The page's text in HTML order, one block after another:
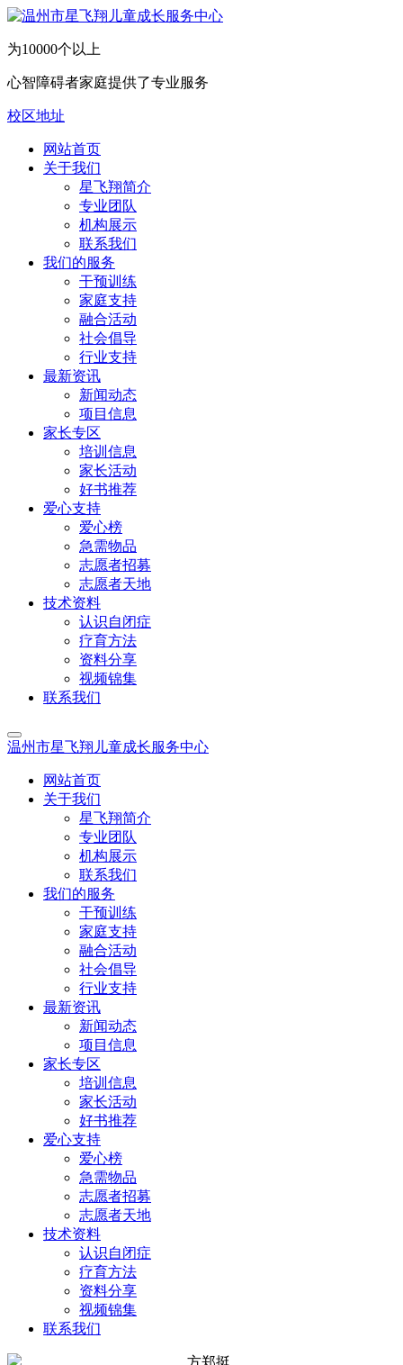
为10000个以上
心智障碍者家庭提供了专业服务
校区地址
网站首页
关于我们
​星飞翔简介
专业团队
机构展示
联系我们
我们的服务
干预训练
家庭支持
融合活动
社会倡导
行业支持
最新资讯
新闻动态
项目信息
家长专区
培训信息
家长活动
好书推荐
爱心支持
爱心榜
急需物品
志愿者招募
志愿者天地
技术资料
认识自闭症
疗育方法
资料分享
视频锦集
联系我们
温州市星飞翔儿童成长服务中心
网站首页
关于我们
​星飞翔简介
专业团队
机构展示
联系我们
我们的服务
干预训练
家庭支持
融合活动
社会倡导
行业支持
最新资讯
新闻动态
项目信息
家长专区
培训信息
家长活动
好书推荐
爱心支持
爱心榜
急需物品
志愿者招募
志愿者天地
技术资料
认识自闭症
疗育方法
资料分享
视频锦集
联系我们